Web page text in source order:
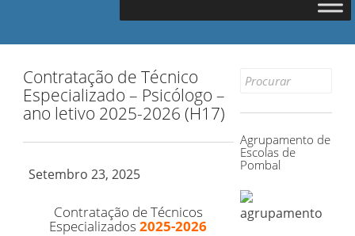
Contratação de Técnico
Especializado – Psicólogo –
ano letivo 2025-2026 (H17)
Setembro 23, 2025
Contratação de Técnicos
Especializados2025-2026
Search
Agrupamento de
Escolas de
Pombal